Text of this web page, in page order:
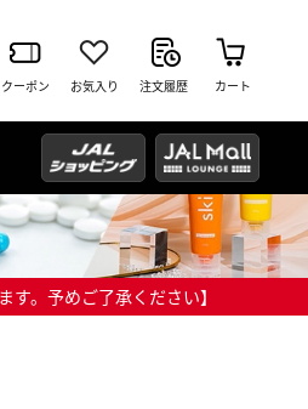
クーポン お気入り 注文履歴 カート
。予めご了承ください】